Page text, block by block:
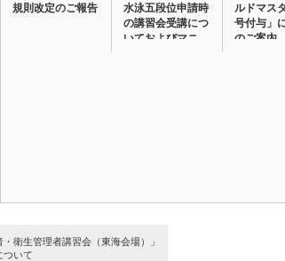
規則改定のご報告
水泳五段位申請時
の講習会受講につ
いておよびマニ
ルドマス
号付与」
のご案内
・衛生管理者講習会（東海会場）」
ついて